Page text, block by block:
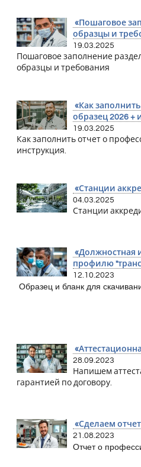
«Пошаговое
образцы и
19.03.2025
Пошаговое заполнение
образцы и требования
«Как
образец 2026 +
19.03.2025
Как заполнить отчет о
инструкция.
«Станции
04.03.2025
Станции
«Должностная
профилю
12.10.2023
Образец и бланк для
28.09.2023
Напишем
гарантией по договору.
«Сделаем
21.08.2023
Отчет о